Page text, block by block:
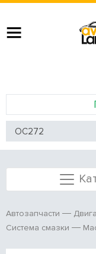
Автозапчасти
Система смазки